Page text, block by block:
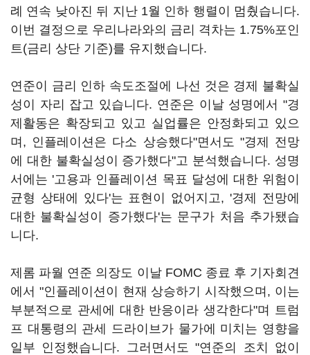
례 연속 낮아진 뒤 지난 1월 인하 행렬이 멈췄습니다.
이번 결정으로 우리나라와의 금리 격차는 1.75%포인
트(금리 상단 기준)를 유지했습니다.
연준이 금리 인하 속도조절에 나선 것은 경제 불확실
성이 자리 잡고 있습니다. 연준은 이날 성명에서 "경
제활동은 확장되고 있고 실업률은 안정화되고 있으
며, 인플레이션은 다소 상승했다"면서도 "경제 전망
에 대한 불확실성이 증가했다"고 분석했습니다. 성명
서에는 '고용과 인플레이션 목표 달성에 대한 위험이
균형 상태에 있다'는 표현이 없어지고, '경제 전망에
대한 불확실성이 증가했다'는 문구가 처음 추가됐습
니다.
제롬 파월 연준 의장도 이날 FOMC 종료 후 기자회견
에서 "인플레이션이 현재 상승하기 시작했으며, 이는
부분적으로 관세에 대한 반응이라 생각한다"며 트럼
프 대통령의 관세 드라이브가 물가에 미치는 영향을
일부 인정했습니다. 그러면서도 "연준의 조치 없이